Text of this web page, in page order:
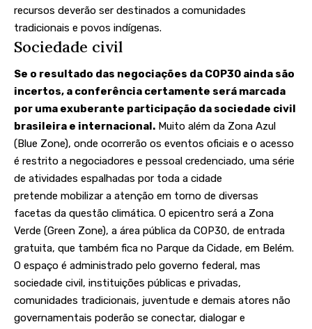
recursos deverão ser destinados a comunidades
tradicionais e povos indígenas.
Sociedade civil
Se o resultado das negociações da COP30 ainda são
incertos, a conferência certamente será marcada
por uma exuberante participação da sociedade civil
brasileira e internacional. Muito além da Zona Azul
(Blue Zone), onde ocorrerão os eventos oficiais e o acesso
é restrito a negociadores e pessoal credenciado, uma série
de atividades espalhadas por toda a cidade
pretende mobilizar a atenção em torno de diversas
facetas da questão climática. O epicentro será a Zona
Verde (Green Zone), a área pública da COP30, de entrada
gratuita, que também fica no Parque da Cidade, em Belém.
O espaço é administrado pelo governo federal, mas
sociedade civil, instituições públicas e privadas,
comunidades tradicionais, juventude e demais atores não
governamentais poderão se conectar, dialogar e